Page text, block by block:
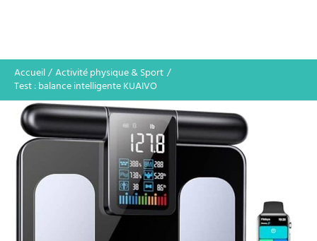
Accueil
Activité physique & Sport
Test : balance intelligente KUAIVO